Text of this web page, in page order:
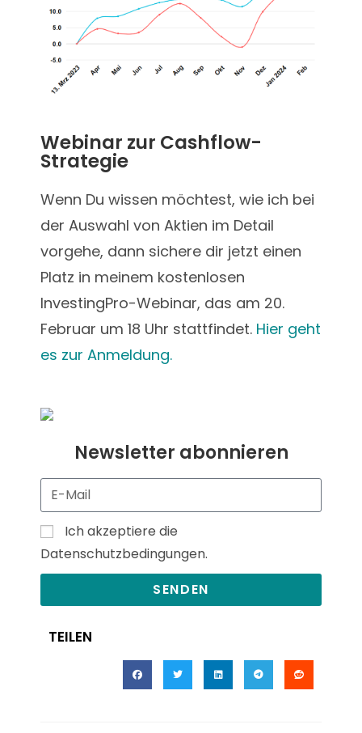
Webinar zur Cashflow-
Strategie
Wenn Du wissen möchtest, wie ich bei
der Auswahl von Aktien im Detail
vorgehe, dann sichere dir jetzt einen
Platz in meinem kostenlosen
InvestingPro-Webinar, das am 20.
Februar um 18 Uhr stattfindet. Hier geht
es zur Anmeldung.
Newsletter abonnieren
Ich akzeptiere die
Datenschutzbedingungen.
SENDEN
TEILEN